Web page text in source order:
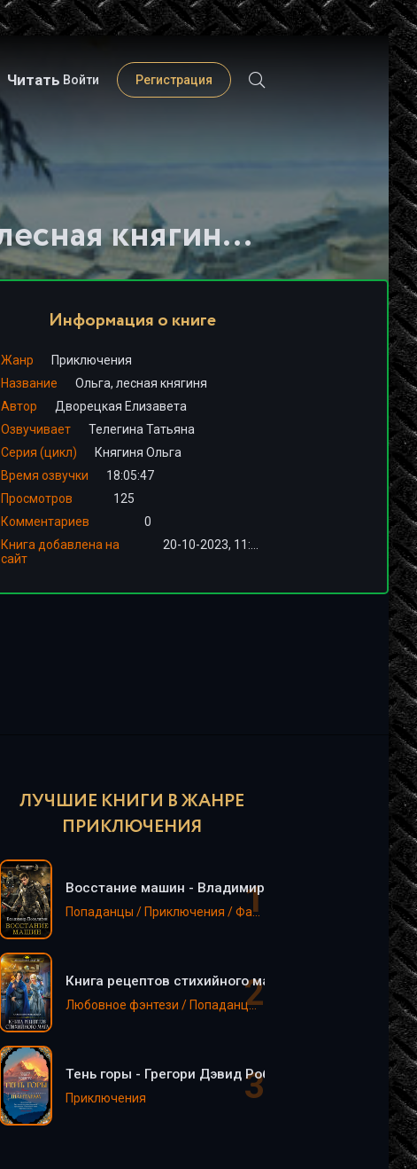
Читать Войти Регистрация
Слушать книгу - "Ольга, лесная княгиня - Елизавета Дворецкая"
Информация о книге
Жанр
Приключения
Название
Ольга, лесная княгиня
Автор
Дворецкая Елизавета
Озвучивает
Телегина Татьяна
Серия (цикл)
Княгиня Ольга
Время озвучки
18:05:47
Просмотров
125
Комментариев
0
Книга добавлена на
сайт
ЛУЧШИЕ КНИГИ В ЖАНРЕ
ПРИКЛЮЧЕНИЯ
Восстание машин - Владимир Поселягин
Попаданцы / Приключения / Фантастика, фэнтези / EVE online
Книга рецептов стихийного мага - Анастасия
Любовное фэнтези / Попаданцы / Приключения
Тень горы - Грегори Дэвид Робертс
Приключения